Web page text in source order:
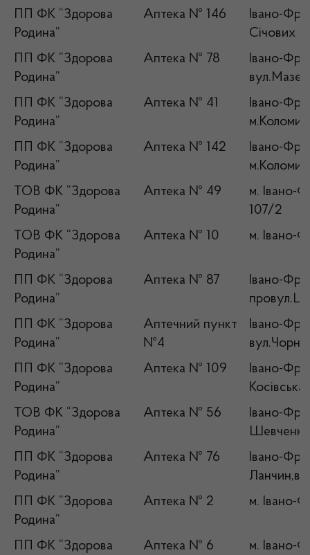
ПП ФК “Здорова
Родина”
Аптека № 146
Івано-
Січових
ПП ФК “Здорова
Родина”
Аптека № 78
Івано-
ПП ФК “Здорова
Родина”
Аптека № 41
Івано-
ПП ФК “Здорова
Родина”
Аптека № 142
Івано-
ТОВ ФК “Здорова
Родина”
Аптека № 49
м. Івано-
107/2
ТОВ ФК “Здорова
Родина”
Аптека № 10 м. Івано-
ПП ФК “Здорова
Родина”
Аптека № 87
Івано-
ПП ФК “Здорова
Родина”
Аптечний пункт
№4
Івано-
ПП ФК “Здорова
Родина”
Аптека № 109
Івано-
ТОВ ФК “Здорова
Родина”
Аптека № 56
Івано-
ПП ФК “Здорова
Родина”
Аптека № 76
Івано-
ПП ФК “Здорова
Родина”
Аптека № 2 м. Івано-
ПП ФК “Здорова
Аптека № 6 м. Івано-